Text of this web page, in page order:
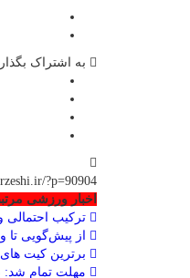
به اشتراک
?p=90904
اخبار ورزشی
ترکیب احتمالی و
از پیش‌گویی تا
برترین کیت های
مهلت تمام شد: